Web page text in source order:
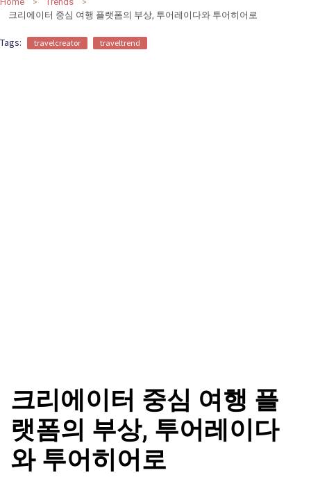
크리에이터 중심 여행 플랫폼의 부상, 투어레이다와 투어히어로
Tags: travelcreator traveltrend
크리에이터 중심 여행 플
랫폼의 부상, 투어레이다
와 투어히어로